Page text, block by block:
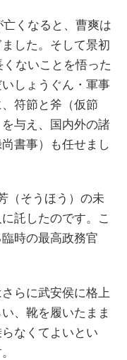
くなると、曹爽は
した。そして景初
ないことを悟った
しょうぐん・軍事
符節と斧（仮節
与え、国内外の諸
書事）も任せまし
（そうほう）の未
託したのです。こ
時の最高政務官
らに武安侯に格上
、靴を履いたまま
なくてよいとい